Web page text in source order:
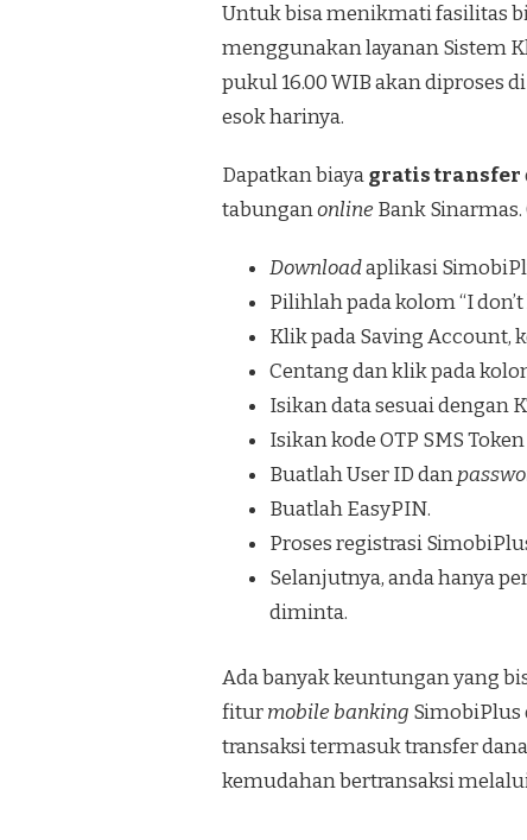
Untuk bisa menikmati fasilitas
menggunakan layanan Sistem
pukul 16.00 WIB akan diproses
esok harinya.
Dapatkan biayagratis transfer
tabunganonline Bank
Downloadaplikasi
Pilihlah pada kolom “I
Klik pada Saving Account,
Centang dan klik pada
Isikan data sesuai dengan
Isikan kode OTP SMS
Buatlah User ID dan
Buatlah EasyPIN.
Proses registrasi
Selanjutnya, anda hanya
diminta.
Ada banyak keuntungan yang
fiturmobile banking SimobiPlus
transaksi termasuk transfer
kemudahan bertransaksi